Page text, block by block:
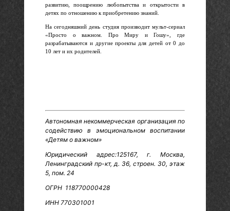
развитию, поощрению любопытства и открытости в
детях по отношению к приобретению знаний.
На сегодняшний день студия производит мульт-сериал
«Просто о важном. Про Миру и Гошу», где
разрабатываются и другие проекты для детей от 0 до
10 лет и их родителей.
Автономная некоммерческая организация по
содействию в эмоциональном воспитании
«Детям о важном»
Юридический адрес:125167, г. Москва,
Ленинградский пр-кт, д. 36, строен. 30, этаж
5, пом. 24
ОГРН 118770000428
ИНН 770301001